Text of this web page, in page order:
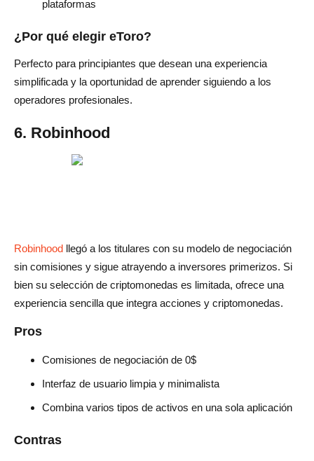
plataformas
¿Por qué elegir eToro?
Perfecto para principiantes que desean una experiencia
simplificada y la oportunidad de aprender siguiendo a los
operadores profesionales.
6. Robinhood
Robinhood llegó a los titulares con su modelo de negociación
sin comisiones y sigue atrayendo a inversores primerizos. Si
bien su selección de criptomonedas es limitada, ofrece una
experiencia sencilla que integra acciones y criptomonedas.
Pros
Comisiones de negociación de 0$
Interfaz de usuario limpia y minimalista
Combina varios tipos de activos en una sola aplicación
Contras